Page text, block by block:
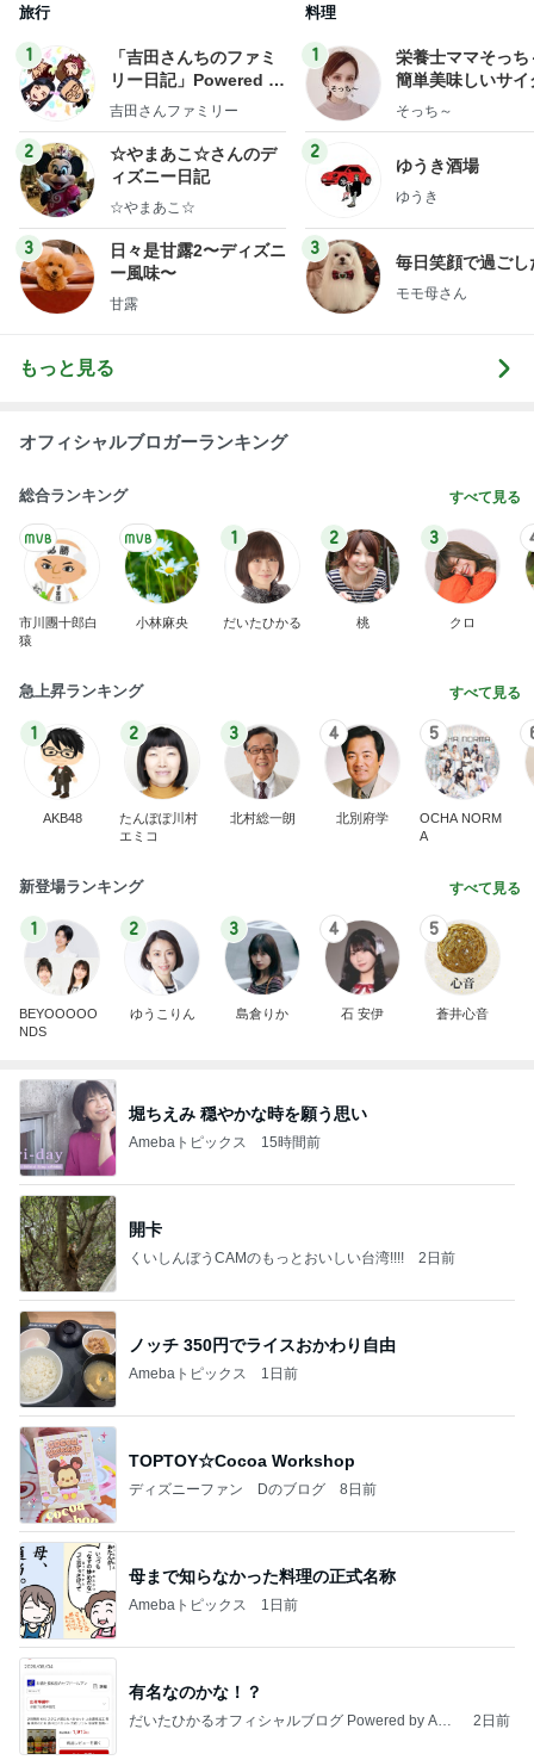
旅行
1
「吉田さんちのファミ
リー日記」Powered b
y Ameba 吉田さんファ
ログ
吉田さんファミリー
2
☆やまあこ☆さんのデ
ィズニー日記
☆やまあこ☆
3
日々是甘露2〜ディズニ
ー風味〜
甘露
料理
1
栄養士ママそっち
簡単美味しいサイ
献立
そっち～
2
ゆうき酒場
ゆうき
3
毎日笑顔で過ごし
モモ母さん
もっと見る
オフィシャルブロガーランキング
総合ランキング すべて見る
市川團十郎白
猿
小林麻央
1
だいたひかる
2
桃
3
クロ
急上昇ランキング すべて見る
1
AKB48
2
たんぽぽ川村
エミコ
3
北村総一朗
4
北別府学
5
OCHA NORM
A
新登場ランキング すべて見る
1
BEYOOOOO
NDS
2
ゆうこりん
3
島倉りか
4
石 安伊
5
蒼井心音
堀ちえみ 穏やかな時を願う思い
Amebaトピックス 15時間前
開卡
くいしんぼうCAMのもっとおいしい台湾!!!! 2日前
ノッチ 350円でライスおかわり自由
Amebaトピックス 1日前
TOPTOY☆Cocoa Workshop
ディズニーファン Dのブログ 8日前
母まで知らなかった料理の正式名称
Amebaトピックス 1日前
有名なのかな！？
だいたひかるオフィシャルブログ Powered by Ame
2日前